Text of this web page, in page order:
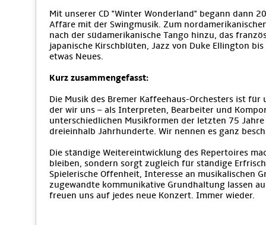
Mit unserer CD "Winter Wonderland" begann dann
Affäre mit der Swingmusik. Zum
nach der südamerikanische Tango hinzu, das
japanische Kirschblüten, Jazz von Duke Ellington
etwas Neues.
Kurz zusammengefasst:
Die Musik des Bremer Kaffeehaus-Orchesters ist
der wir uns – als Interpreten, Bearbeiter und
unterschiedlichen Musikformen der letzten 75
dreieinhalb Jahrhunderte. Wir nennen es ganz
Die ständige Weitereintwicklung des Repertoires
bleiben, sondern sorgt zugleich für ständige
Spielerische Offenheit, Interesse an musikalischen
zugewandte kommunikative Grundhaltung lassen
freuen uns auf jedes neue Konzert. Immer wieder.